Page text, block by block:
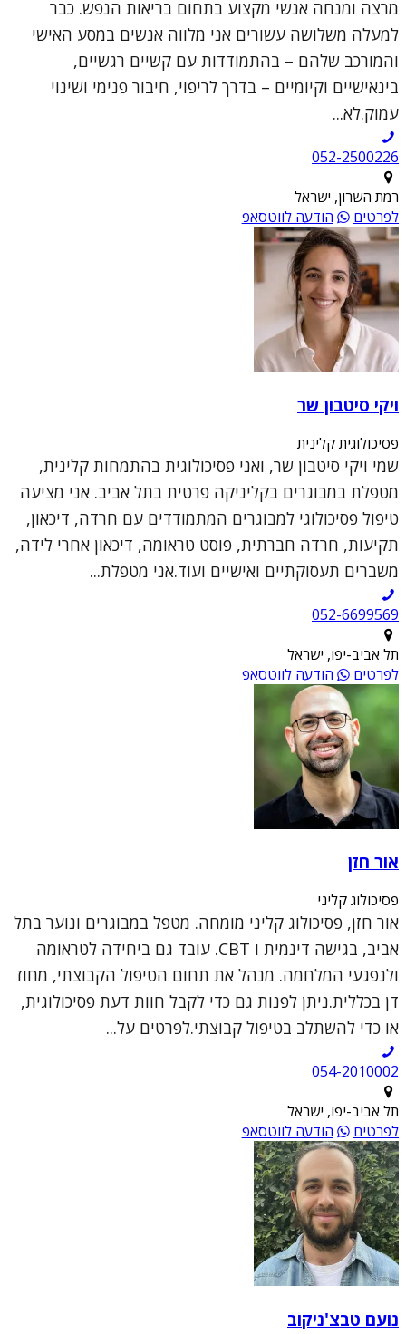
מרצה ומנחה אנשי מקצוע בתחום בריאות הנפש. כבר
למעלה משלושה עשורים אני מלווה אנשים במסע האישי
והמורכב שלהם – בהתמודדות עם קשיים רגשיים,
בינאישיים וקיומיים – בדרך לריפוי, חיבור פנימי ושינוי
עמוק.לא...
052-2500226
רמת השרון, ישראל
לפרטים
הודעה לווטסאפ
ויקי סיטבון שר
פסיכולוגית קלינית
שמי ויקי סיטבון שר, ואני פסיכולוגית בהתמחות קלינית,
מטפלת במבוגרים בקליניקה פרטית בתל אביב. אני מציעה
טיפול פסיכולוגי למבוגרים המתמודדים עם חרדה, דיכאון,
תקיעות, חרדה חברתית, פוסט טראומה, דיכאון אחרי לידה,
משברים תעסוקתיים ואישיים ועוד.אני מטפלת...
052-6699569
תל אביב-יפו, ישראל
לפרטים
הודעה לווטסאפ
אור חזן
פסיכולוג קליני
אור חזן, פסיכולוג קליני מומחה. מטפל במבוגרים ונוער בתל
אביב, בגישה דינמית ו CBT. עובד גם ביחידה לטראומה
ולנפגעי המלחמה. מנהל את תחום הטיפול הקבוצתי, מחוז
דן בכללית.ניתן לפנות גם כדי לקבל חוות דעת פסיכולוגית,
או כדי להשתלב בטיפול קבוצתי.לפרטים על...
054-2010002
תל אביב-יפו, ישראל
לפרטים
הודעה לווטסאפ
נועם טבצ'ניקוב